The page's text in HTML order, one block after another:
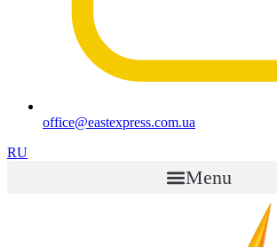
office@eastexpress.com.ua
RU
Menu